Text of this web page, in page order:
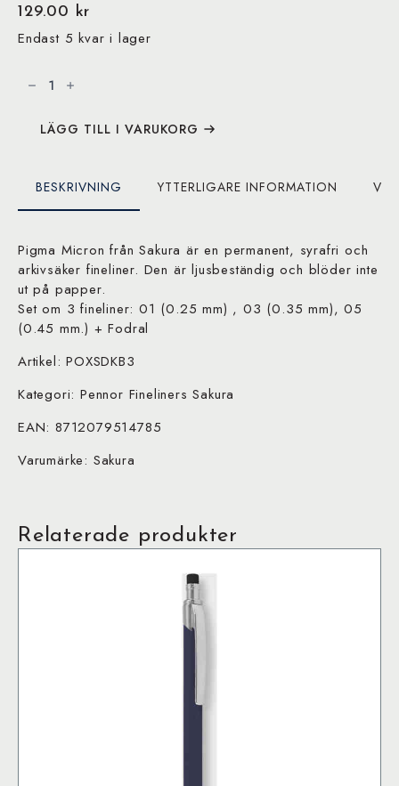
129.00 kr
Endast 5 kvar i lager
Micron
Fineliner
Fodral
LÄGG TILL I VARUKORG
BESKRIVNING YTTERLIGARE INFORMATION
Pigma Micron från Sakura är en permanent, syrafri och
arkivsäker fineliner. Den är ljusbeständig och blöder inte
ut på papper.
Set om 3 fineliner: 01 (0.25 mm) , 03 (0.35 mm), 05
(0.45 mm.) + Fodral
Artikel: POXSDKB3
Kategori: Pennor Fineliners Sakura
EAN: 8712079514785
Varumärke: Sakura
Relaterade produkter